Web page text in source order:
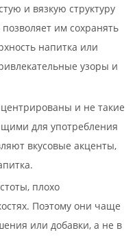
и вязкую структуру
им сохранять
напитка или
узоры и
и не такие
для употребления
вкусовые акценты,
плохо
Поэтому они чаще
или добавки, а не в